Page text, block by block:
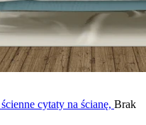
cytaty na ścianę, Brak